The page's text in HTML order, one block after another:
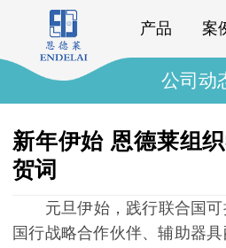
产品 案
公司动
新年伊始 恩德莱组
贺词
元旦伊始，践行联合国可
国行战略合作伙伴、辅助器